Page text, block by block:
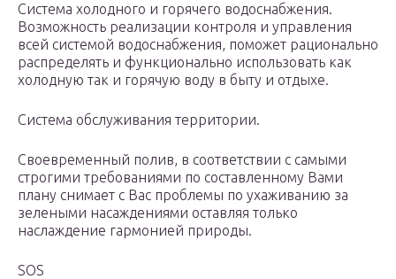
Система холодного и горячего водоснабжения.
Возможность реализации контроля и управления
всей системой водоснабжения, поможет рационально
распределять и функционально использовать как
холодную так и горячую воду в быту и отдыхе.
Система обслуживания территории.
Своевременный полив, в соответствии с самыми
строгими требованиями по составленному Вами
плану снимает с Вас проблемы по ухаживанию за
зелеными насаждениями оставляя только
наслаждение гармонией природы.
SOS